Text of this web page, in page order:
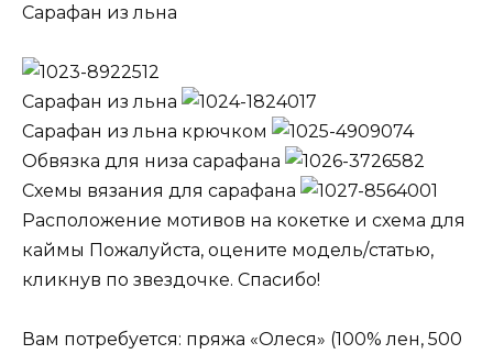
Сарафан из льна
Сарафан из льна
Сарафан из льна крючком
Обвязка для низа сарафана
Схемы вязания для сарафана
Расположение мотивов на кокетке и схема для
каймы Пожалуйста, оцените модель/статью,
кликнув по звездочке. Спасибо!
Вам потребуется: пряжа «Олеся» (100% лен, 500